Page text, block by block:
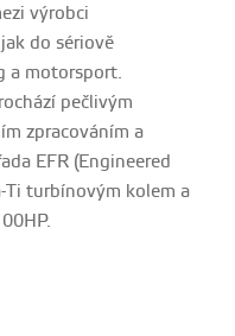
výrobci
do sériově
a motorsport.
pečlivým
zpracováním a
EFR (Engineered
Ti turbínovým kolem a